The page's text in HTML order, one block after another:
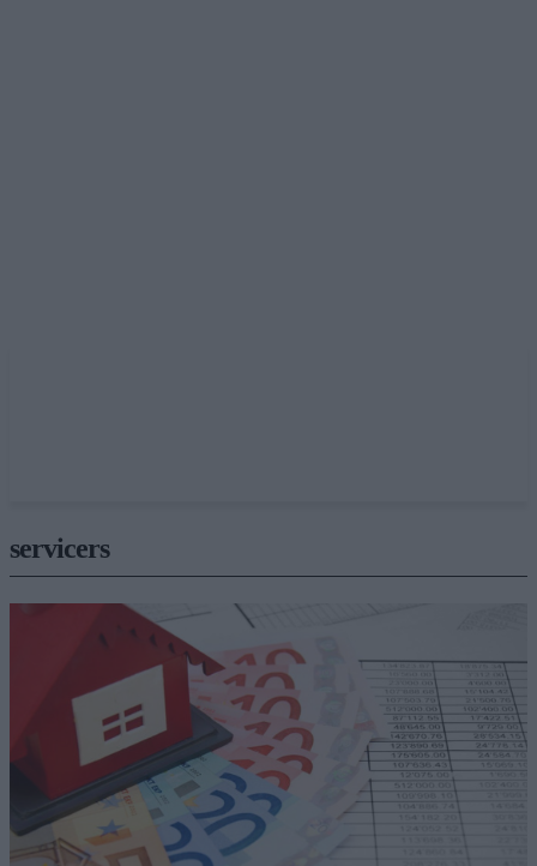
servicers